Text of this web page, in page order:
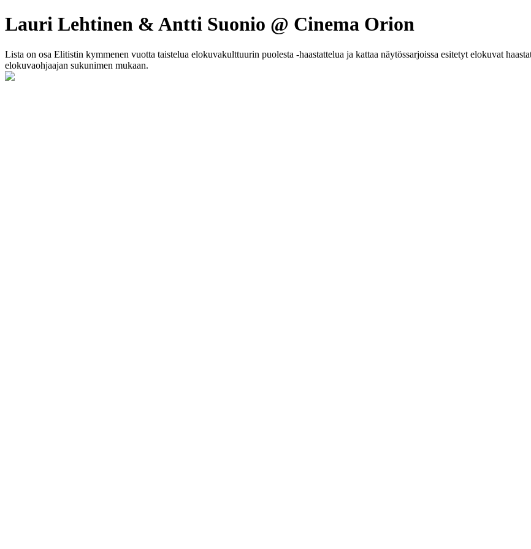
Lauri Lehtinen & Antti Suonio @ Cinema Orion
Lista on osa Elitistin kymmenen vuotta taistelua elokuvakulttuurin puolesta -haastattelua ja kattaa näytössarjoissa esitetyt elokuvat
elokuvaohjaajan sukunimen mukaan.